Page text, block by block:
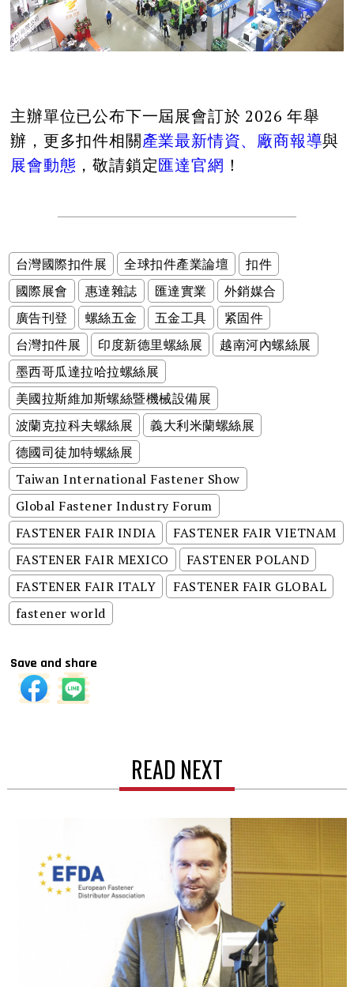
主辦單位已公布下一屆展會訂於 2026 年舉
辦，更多扣件相關產業最新情資、廠商報導與
展會動態 ，敬請鎖定匯達官網 ！
台灣國際扣件展 全球扣件產業論壇
扣件
國際展會
惠達雜誌 匯達實業
外銷媒合
廣告刊登
螺絲五金 五金工具
紧固件
台灣扣件展
印度新德里螺絲展
越南河內螺絲展
墨西哥瓜達拉哈拉螺絲展
美國拉斯維加斯螺絲暨機械設備展
波蘭克拉科夫螺絲展
義大利米蘭螺絲展
德國司徒加特螺絲展
Taiwan International Fastener Show
Global Fastener Industry Forum
FASTENER FAIR INDIA
FASTENER FAIR VIETNAM
FASTENER FAIR MEXICO
FASTENER POLAND
FASTENER FAIR ITALY
FASTENER FAIR GLOBAL
fastener world
Save and share
READ NEXT